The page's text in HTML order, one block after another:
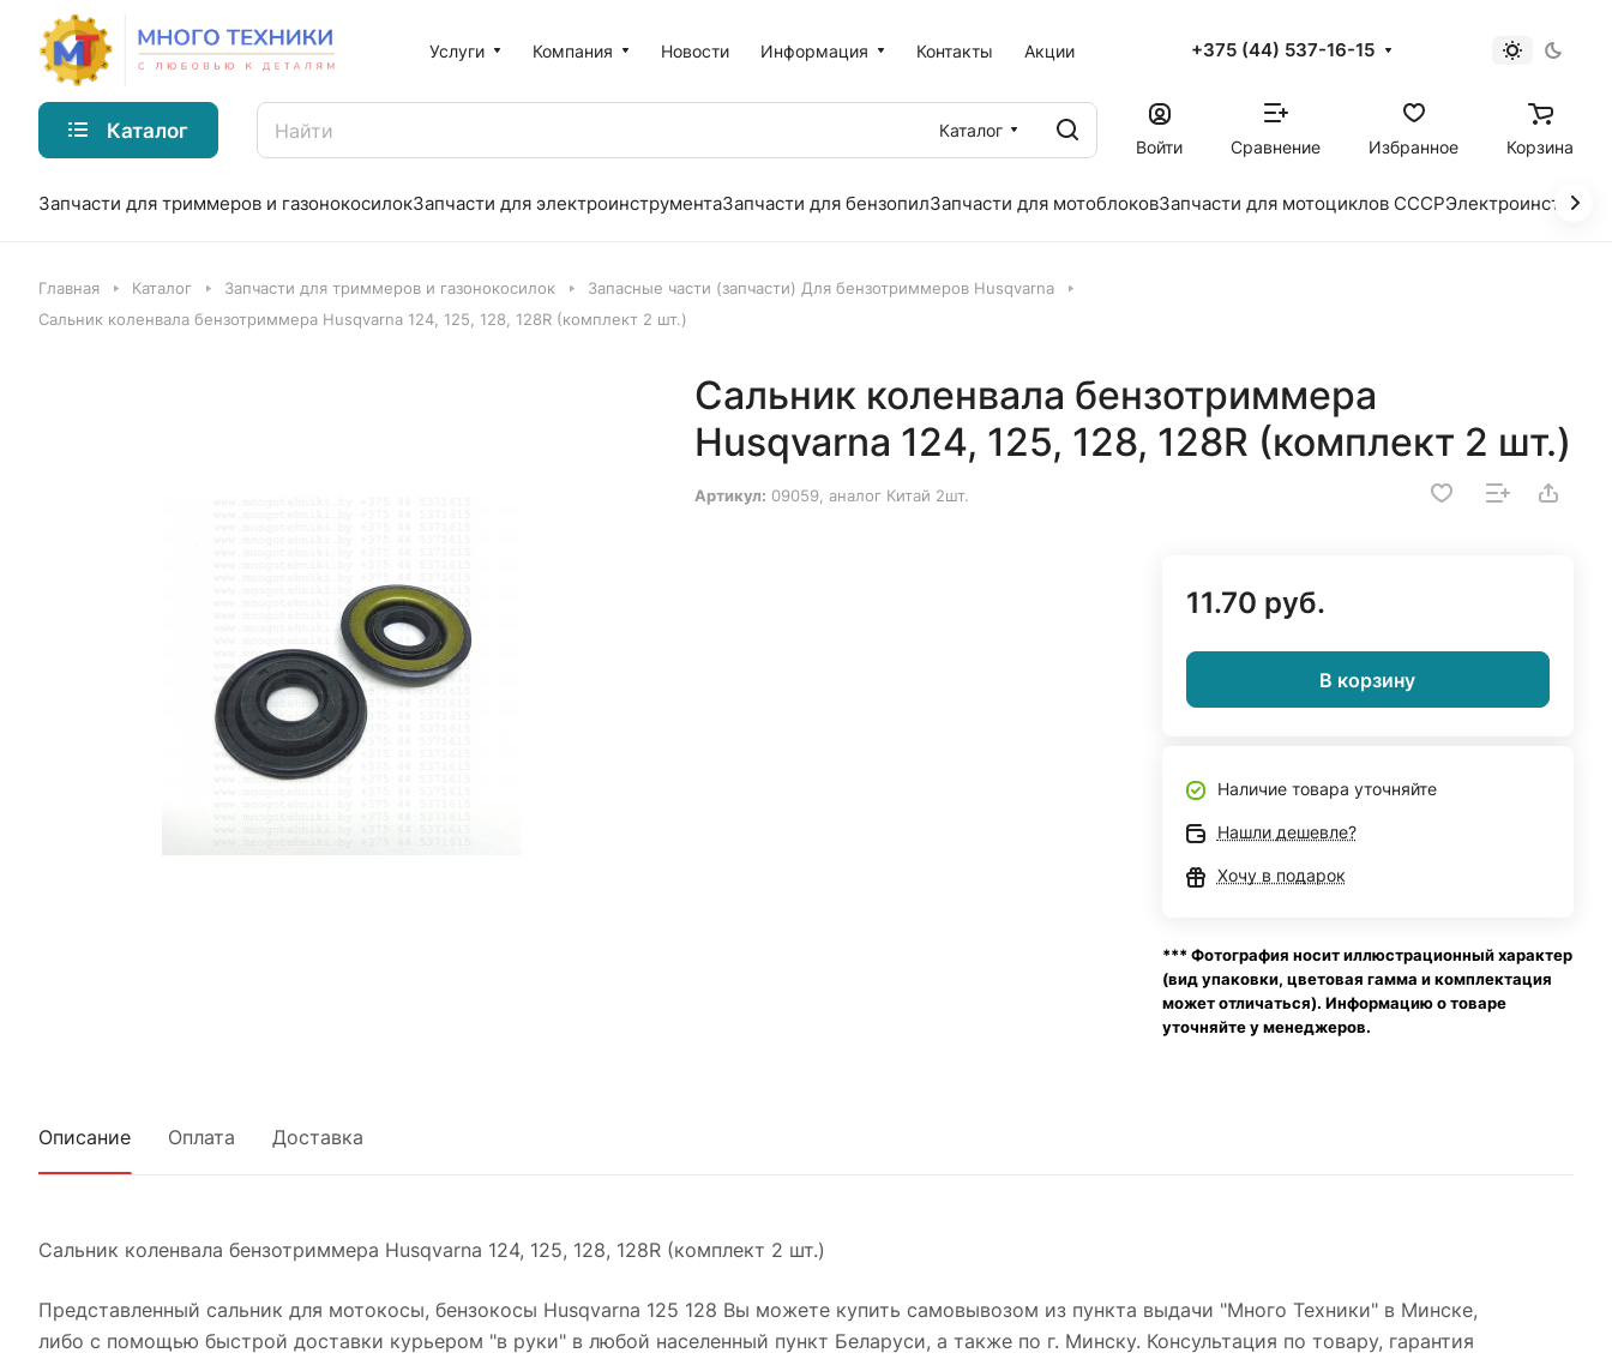
Услуги Компания Новости Информация Контакты Акции +375 (44) 537-16-15
Каталог
Каталог
Войти
Сравнение Избранное Корзина
Запчасти для триммеров и газонокосилокЗапчасти для электроинструментаЗапчасти для бензопилЗапчасти для мотоблоковЗапчасти для мотоциклов СССР
Главная Каталог Запчасти для триммеров и газонокосилок
Запасные части (запчасти) Для бензотриммеров Husqvarna
Сальник коленвала бензотриммера Husqvarna 124, 125, 128, 128R (комплект 2 шт.)
Сальник коленвала бензотриммера
Husqvarna 124, 125, 128, 128R (комплект 2 шт.)
Артикул: 09059, аналог Китай 2шт.
11.70 руб.
В корзину
Наличие товара уточняйте
Нашли дешевле?
Хочу в подарок
*** Фотография носит иллюстрационный характер
(вид упаковки, цветовая гамма и комплектация
может отличаться). Информацию о товаре
уточняйте у менеджеров.
Описание Оплата Доставка
Сальник коленвала бензотриммера Husqvarna 124, 125, 128, 128R (комплект 2 шт.)
Представленный сальник для мотокосы, бензокосы Husqvarna 125 128 Вы можете купить самовывозом из пункта выдачи "Много Техники" в Минске,
либо с помощью быстрой доставки курьером "в руки" в любой населенный пункт Беларуси, а также по г. Минску. Консультация по товару, гарантия